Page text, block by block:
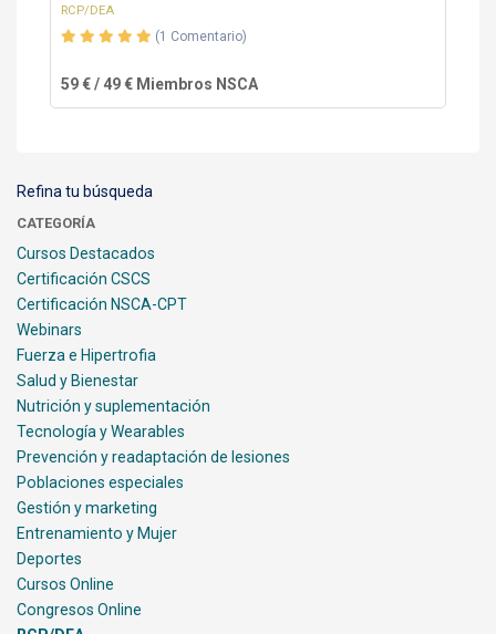
RCP/DEA
(1 Comentario)
59 € / 49 € Miembros NSCA
Refina tu búsqueda
CATEGORÍA
Cursos Destacados
Certificación CSCS
Certificación NSCA-CPT
Webinars
Fuerza e Hipertrofia
Salud y Bienestar
Nutrición y suplementación
Tecnología y Wearables
Prevención y readaptación de lesiones
Poblaciones especiales
Gestión y marketing
Entrenamiento y Mujer
Deportes
Cursos Online
Congresos Online